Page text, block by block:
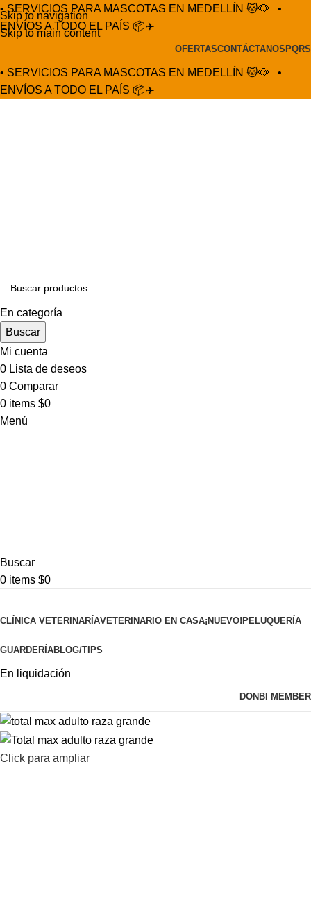
Skip to navigation
Skip to main content
• SERVICIOS PARA MASCOTAS EN MEDELLÍN 🐱🐶
•
ENVÍOS A TODO EL PAÍS 📦✈️
OFERTASCONTÁCTANOS PQRS
• SERVICIOS PARA MASCOTAS EN MEDELLÍN 🐱🐶
•
ENVÍOS A TODO EL PAÍS 📦✈️
En categoría
Buscar
Mi cuenta
0 Lista de deseos
0 Comparar
0 items $0
Menú
Buscar
0 items $0
CLÍNICA VETERINARÍAVETERINARIO EN CASA¡NUEVO! PELUQUERÍA
GUARDERÍABLOG/TIPS
En liquidación
DONBI MEMBER
Click para ampliar